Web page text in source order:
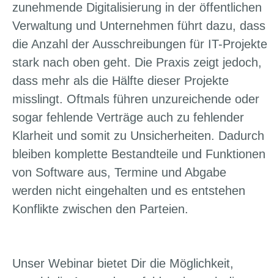
zunehmende Digitalisierung in der öffentlichen
Verwaltung und Unternehmen führt dazu, dass
die Anzahl der Ausschreibungen für IT-Projekte
stark nach oben geht. Die Praxis zeigt jedoch,
dass mehr als die Hälfte dieser Projekte
misslingt. Oftmals führen unzureichende oder
sogar fehlende Verträge auch zu fehlender
Klarheit und somit zu Unsicherheiten. Dadurch
bleiben komplette Bestandteile und Funktionen
von Software aus, Termine und Abgabe
werden nicht eingehalten und es entstehen
Konflikte zwischen den Parteien.
Unser Webinar bietet Dir die Möglichkeit,